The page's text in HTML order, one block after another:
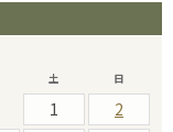
土 日
1
2